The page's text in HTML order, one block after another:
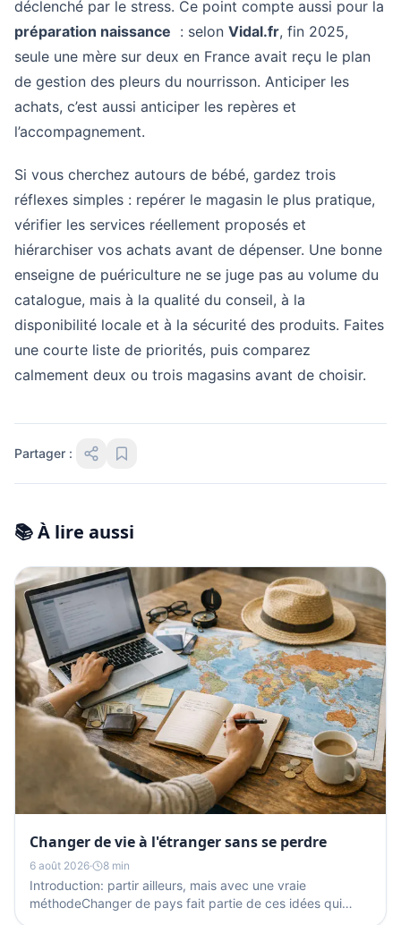
déclenché par le stress. Ce point compte aussi pour la
préparation naissance : selon Vidal.fr, fin 2025,
seule une mère sur deux en France avait reçu le plan
de gestion des pleurs du nourrisson. Anticiper les
achats, c’est aussi anticiper les repères et
l’accompagnement.
Si vous cherchez autours de bébé, gardez trois
réflexes simples : repérer le magasin le plus pratique,
vérifier les services réellement proposés et
hiérarchiser vos achats avant de dépenser. Une bonne
enseigne de puériculture ne se juge pas au volume du
catalogue, mais à la qualité du conseil, à la
disponibilité locale et à la sécurité des produits. Faites
une courte liste de priorités, puis comparez
calmement deux ou trois magasins avant de choisir.
Partager :
📚 À lire aussi
Changer de vie à l'étranger sans se perdre
6 août 2026· 8 min
Introduction: partir ailleurs, mais avec une vraie
méthodeChanger de pays fait partie de ces idées qui